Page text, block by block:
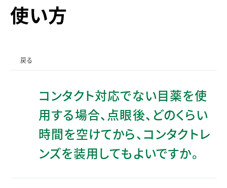
使い方
戻る
コンタクト対応でない目薬を使
用する場合、点眼後、どのくらい
時間を空けてから、コンタクトレ
ンズを装用してもよいですか。